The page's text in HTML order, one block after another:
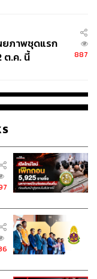
257
ข่าว THE
ยภาพชุดแรก
ต.ค. นี้
887